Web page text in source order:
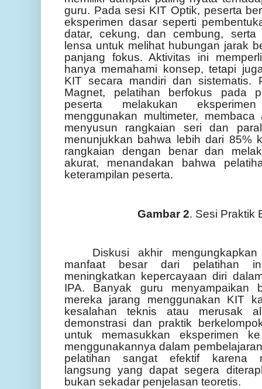
guru. Pada sesi KIT Optik, peserta
eksperimen dasar seperti
datar, cekung, dan cembung, serta
lensa untuk melihat hubungan jarak
panjang fokus. Aktivitas ini
hanya memahami konsep, tetapi
KIT secara mandiri dan sistematis.
Magnet, pelatihan berfokus pada
peserta melakukan
menggunakan multimeter,
menyusun rangkaian seri dan
menunjukkan bahwa lebih dari 85%
rangkaian dengan benar dan
akurat, menandakan bahwa
keterampilan peserta.
Gambar 2. Sesi Praktik
Diskusi akhir
manfaat besar dari pelatihan
meningkatkan kepercayaan diri
IPA. Banyak guru menyampaikan
mereka jarang menggunakan KIT
kesalahan teknis atau merusak
demonstrasi dan praktik
untuk memasukkan eksperimen
menggunakannya dalam
pelatihan sangat efektif karena
langsung yang dapat segera
bukan sekadar penjelasan teoretis.